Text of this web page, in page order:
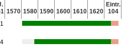
1570 1580 1590 1600 1610 1620
Eintr.
104